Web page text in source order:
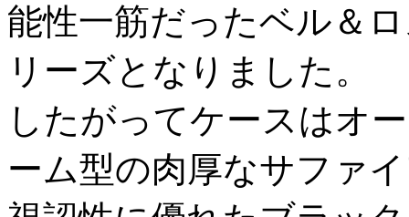
能性一筋だったベル＆
リーズとなりました。
したがってケースはオ
ーム型の肉厚なサファ